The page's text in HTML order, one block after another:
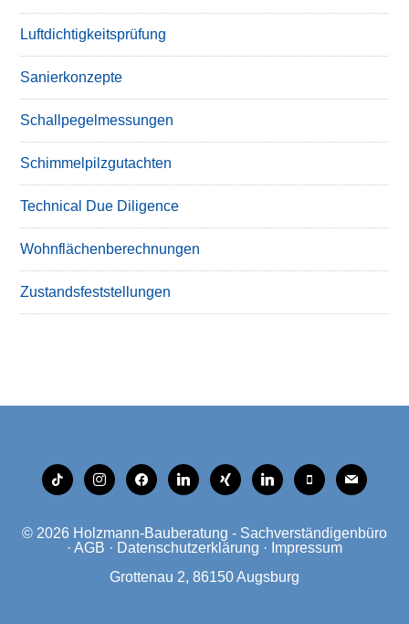
Luftdichtigkeitsprüfung
Sanierkonzepte
Schallpegelmessungen
Schimmelpilzgutachten
Technical Due Diligence
Wohnflächenberechnungen
Zustandsfeststellungen
tiktok instagramfacebooklinkedinxing linkedinmobilemail
© 2026 Holzmann-Bauberatung - Sachverständigenbüro
· AGB · Datenschutzerklärung · Impressum
Grottenau 2, 86150 Augsburg